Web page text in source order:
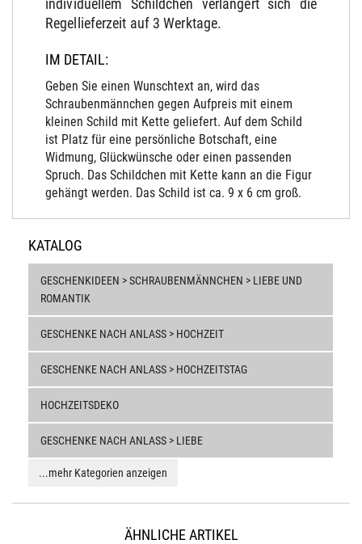
individuellem Schildchen verlängert sich die
Regellieferzeit auf 3 Werktage.
IM DETAIL:
Geben Sie einen Wunschtext an, wird das
Schraubenmännchen gegen Aufpreis mit einem
kleinen Schild mit Kette geliefert. Auf dem Schild
ist Platz für eine persönliche Botschaft, eine
Widmung, Glückwünsche oder einen passenden
Spruch. Das Schildchen mit Kette kann an die Figur
gehängt werden. Das Schild ist ca. 9 x 6 cm groß.
KATALOG
GESCHENKIDEEN > SCHRAUBENMÄNNCHEN > LIEBE UND
ROMANTIK
GESCHENKE NACH ANLASS > HOCHZEIT
GESCHENKE NACH ANLASS > HOCHZEITSTAG
HOCHZEITSDEKO
GESCHENKE NACH ANLASS > LIEBE
...mehr Kategorien anzeigen
ÄHNLICHE ARTIKEL